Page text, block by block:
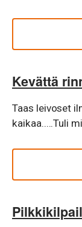
Kevättä
Taas leivoset
kaikaa.....Tuli